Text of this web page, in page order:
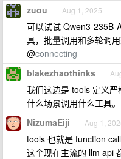
zuou Aug 1, 2025
可以试试 Qwen3-235B-
具，批量调用和多轮调
@connecting
blakezhaothinks
我们这边是 tools 定义
什么场景调用什么工具。
NizumaEiji Aug 1,
tools 也就是 function
这个现在主流的 llm api